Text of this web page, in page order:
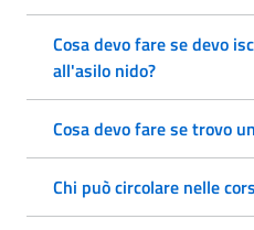
Cosa devo fare se devo
all'asilo nido?
Cosa devo fare se trovo
Chi può circolare nelle